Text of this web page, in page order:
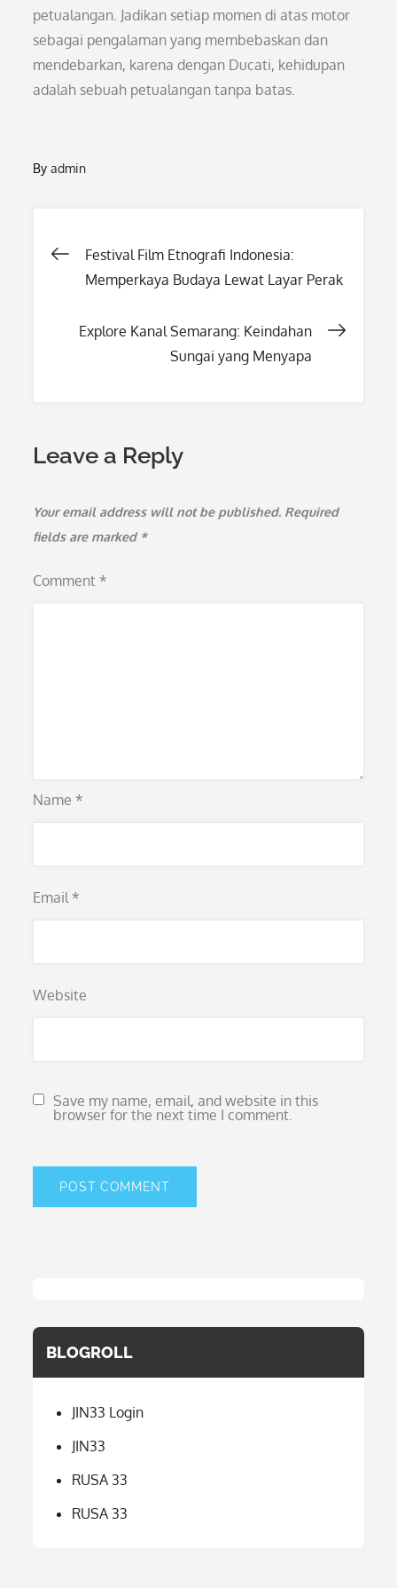
petualangan. Jadikan setiap momen di atas motor
sebagai pengalaman yang membebaskan dan
mendebarkan, karena dengan Ducati, kehidupan
adalah sebuah petualangan tanpa batas.
Byadmin
Post
Festival Film Etnografi Indonesia:
Memperkaya Budaya Lewat Layar Perak
Explore Kanal Semarang: Keindahan
Sungai yang Menyapa
Leave a Reply
Your email address will not be published. Required
fields are marked *
Comment *
Name *
Email *
Website
Save my name, email, and website in this
browser for the next time I comment.
BLOGROLL
JIN33 Login
JIN33
RUSA 33
RUSA 33